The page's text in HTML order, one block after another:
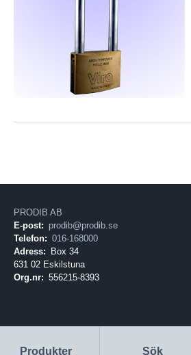
Produkter Sök
PRODIB AB
E-post: prodib@prodib.se
Telefon: 016-168000
Adress:
Box 34
631 02 Eskilstuna
Org.nr: 556215-8393